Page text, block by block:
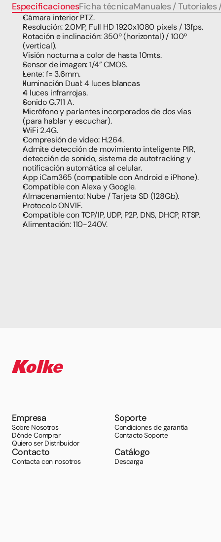
EspecificacionesFicha técnicaManuales / Tutoriales
Cámara interior PTZ.
Resolución: 2.0MP, Full HD 1920x1080 pixels / 13fps.
Rotación e inclinación: 350º (horizontal) / 100º
(vertical).
Visión nocturna a color de hasta 10mts.
Sensor de imagen: 1/4” CMOS.
Lente: f= 3.6mm.
Iluminación Dual: 4 luces blancas
4 luces infrarrojas.
Sonido G.711 A.
Micrófono y parlantes incorporados de dos vías
(para hablar y escuchar).
WiFi 2.4G.
Compresión de video: H.264.
Admite detección de movimiento inteligente PIR,
detección de sonido, sistema de autotracking y
notificación automática al celular.
App iCam365 (compatible con Android e iPhone).
Compatible con Alexa y Google.
Almacenamiento: Nube / Tarjeta SD (128Gb).
Protocolo ONVIF.
Compatible con TCP/IP, UDP, P2P, DNS, DHCP, RTSP.
Alimentación: 110-240V.
Empresa
Sobre Nosotros
Dónde Comprar
Quiero ser Distribuidor
Soporte
Condiciones de garantía
Contacto Soporte
Contacto
Contacta con nosotros
Catálogo
Descarga